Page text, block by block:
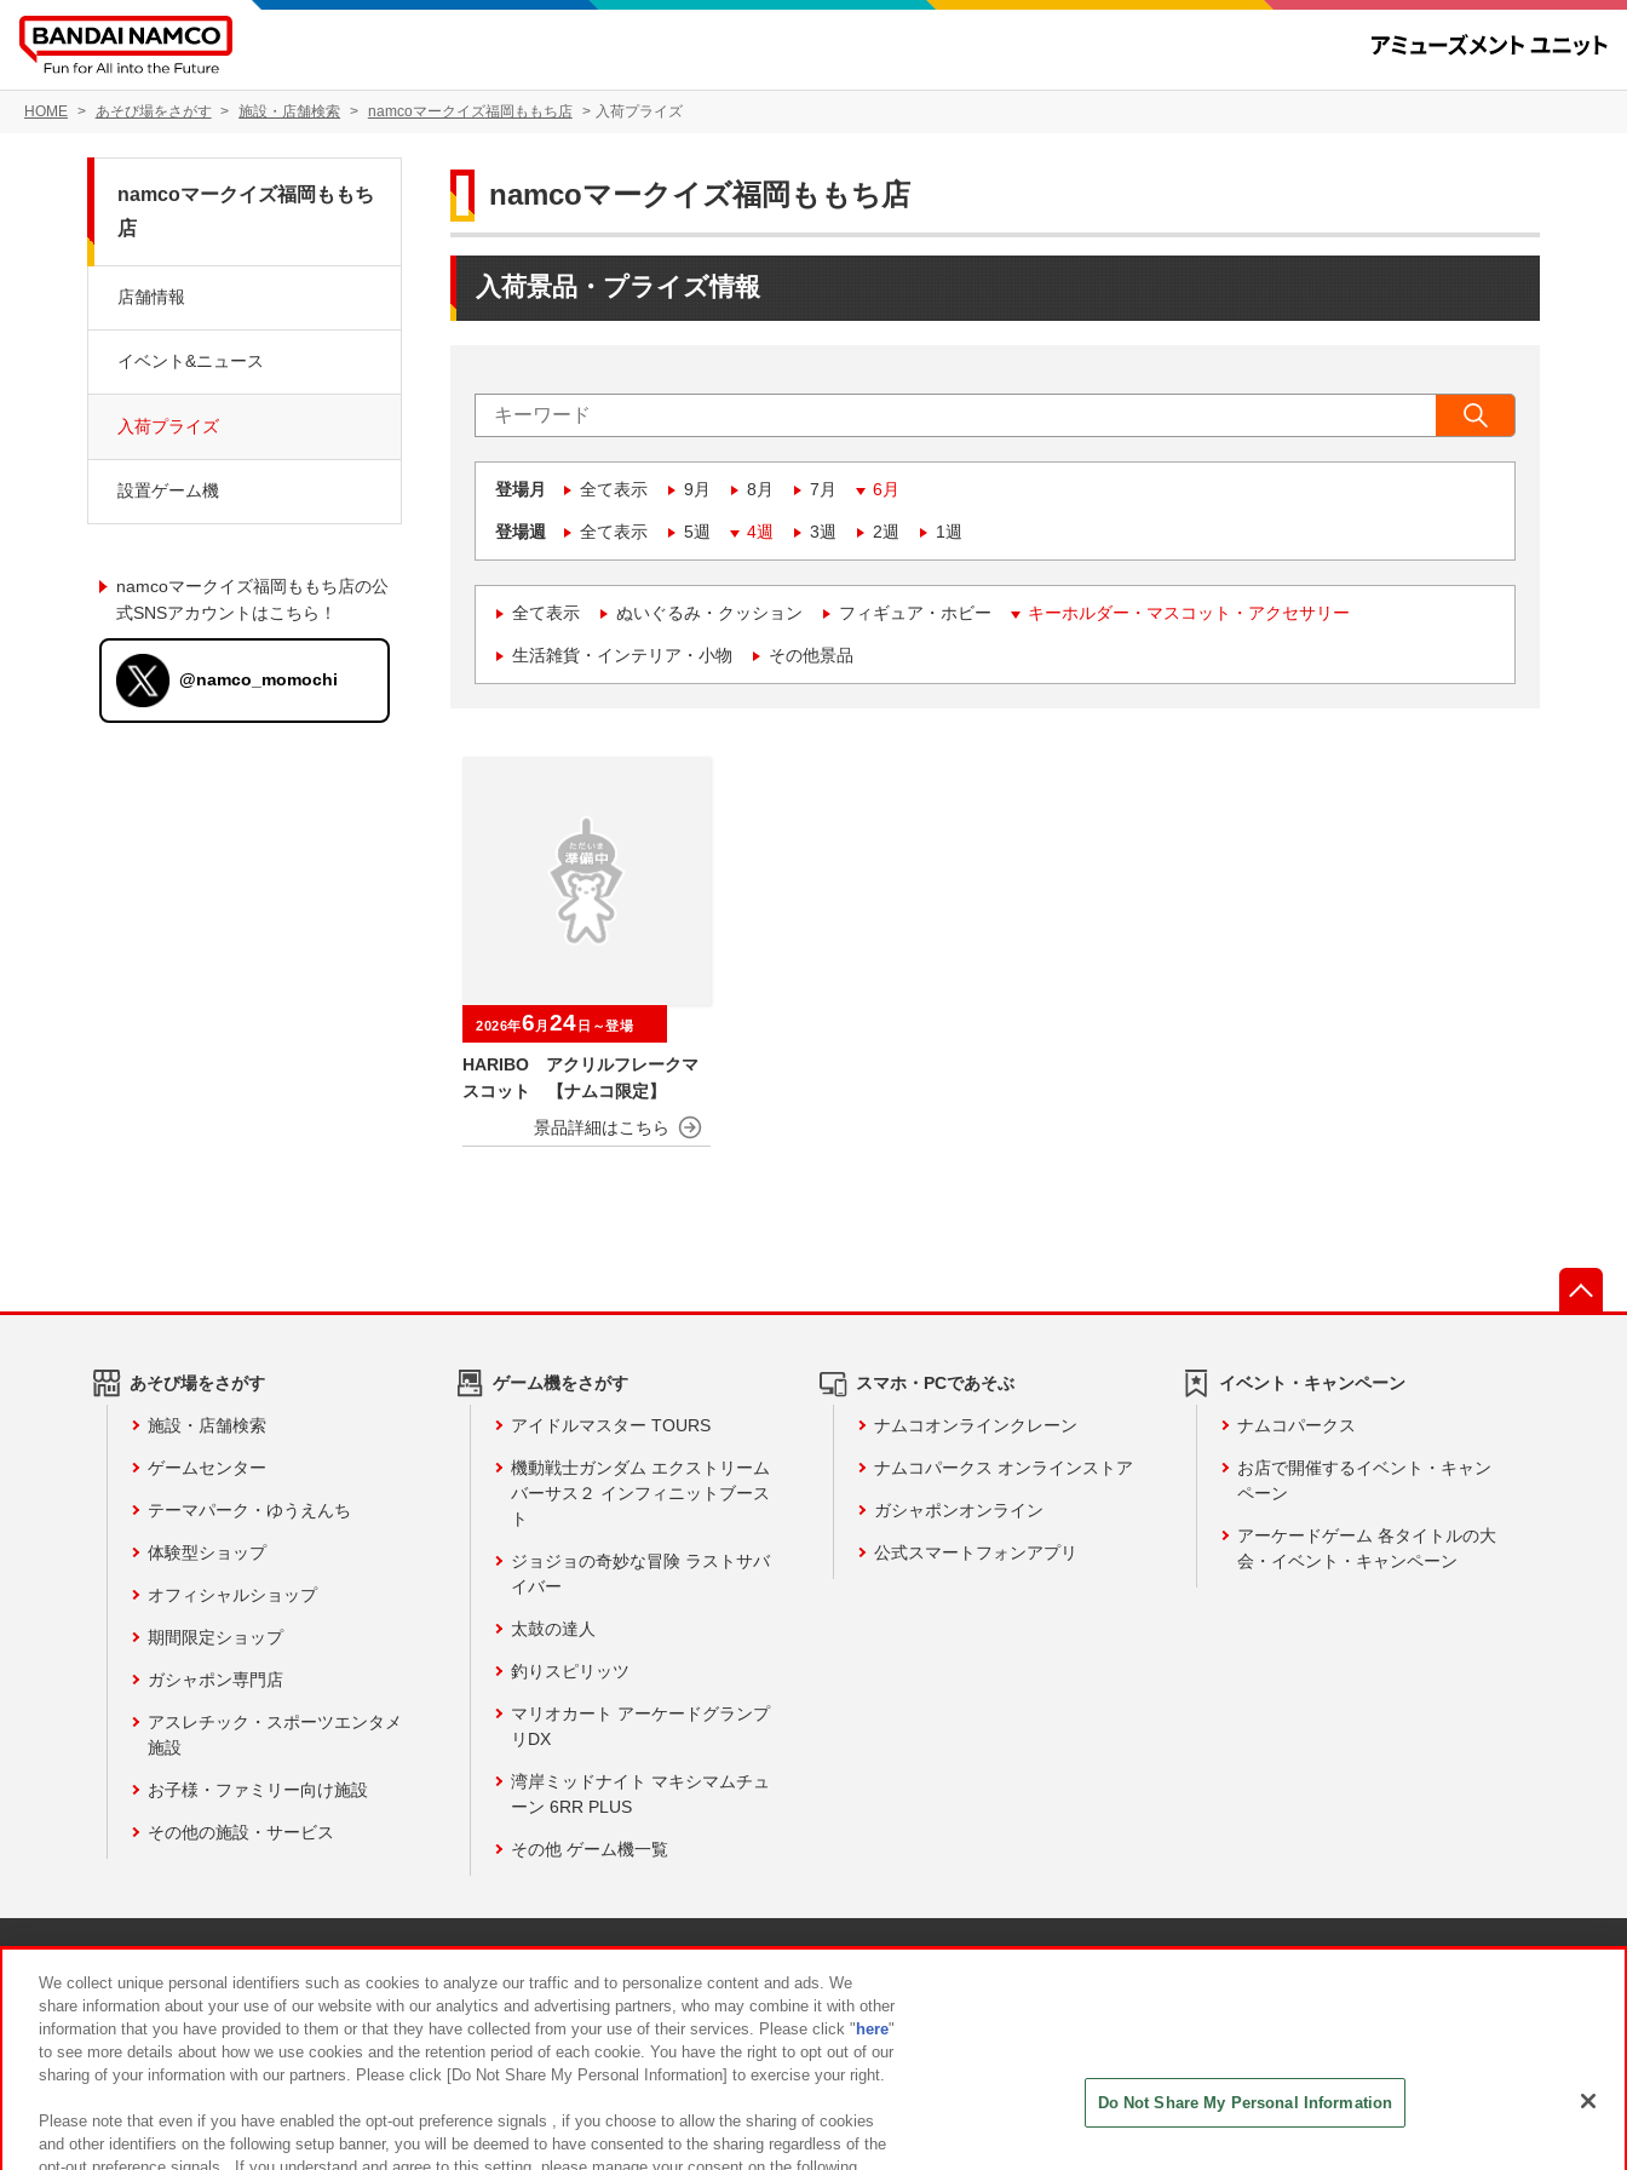
HOME あそび場をさがす 施設・店舗検索 namcoマークイズ福岡ももち店 入荷プライズ
namcoマークイズ福岡ももち店
入荷景品・プライズ情報
登場月 全て表示 9月 8月 7月 6月
登場週 全て表示 5週 4週 3週 2週 1週
全て表示 ぬいぐるみ・クッション フィギュア・ホビー キーホルダー・マスコット・アクセサリー
生活雑貨・インテリア・小物 その他景品
HARIBO アクリルフレークマ
スコット 【ナムコ限定】
2026年6 月 24 日～登場
namcoマークイズ福岡ももち
店
店舗情報
イベント&ニュース
入荷プライズ
設置ゲーム機
namcoマークイズ福岡ももち店の公
式SNSアカウントはこちら！
@namco_momochi
あそび場をさがす
施設・店舗検索
ゲームセンター
テーマパーク・ゆうえんち
体験型ショップ
オフィシャルショップ
期間限定ショップ
ガシャポン専門店
アスレチック・スポーツエンタメ
施設
お子様・ファミリー向け施設
その他の施設・サービス
ゲーム機をさがす
アイドルマスター TOURS
機動戦士ガンダム エクストリーム
バーサス２ インフィニットブース
ト
ジョジョの奇妙な冒険 ラストサバ
イバー
太鼓の達人
釣りスピリッツ
マリオカート アーケードグランプ
リDX
湾岸ミッドナイト マキシマムチュ
ーン 6RR PLUS
その他 ゲーム機一覧
スマホ・PCであそぶ
ナムコオンラインクレーン
ナムコパークス オンラインストア
ガシャポンオンライン
公式スマートフォンアプリ
イベント・キャンペーン
ナムコパークス
お店で開催するイベント・キャン
ペーン
アーケードゲーム 各タイトルの大
会・イベント・キャンペーン
食品のご提供について カスタマーハラスメント対応方針
We collect unique personal identifiers such as cookies to analyze our traffic and to personalize content and ads. We
share information about your use of our website with our analytics and advertising partners, who may combine it with other
information that you have provided to them or that they have collected from your use of their services. Please click " here"
to see more details about how we use cookies and the retention period of each cookie. You have the right to opt out of our
sharing of your information with our partners. Please click [Do Not Share My Personal Information] to exercise your right.
Please note that even if you have enabled the opt-out preference signals , if you choose to allow the sharing of cookies
and other identifiers on the following setup banner, you will be deemed to have consented to the sharing regardless of the
Do Not Share My Personal Information